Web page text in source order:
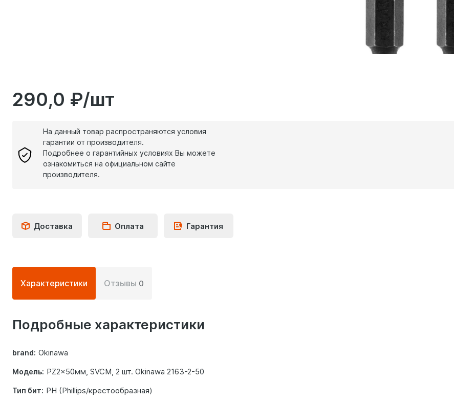
290,0 ₽/шт
На данный товар распространяются условия
гарантии от производителя.
Подробнее о гарантийных условиях Вы можете
ознакомиться на официальном сайте
производителя.
Доставка Оплата Гарантия
информация
товаре
Характеристики Отзывы 0
Подробные характеристики
brand: Okinawa
Модель: PZ2x50мм, SVCM, 2 шт. Okinawa 2163-2-50
Тип бит: PH (Phillips/крестообразная)